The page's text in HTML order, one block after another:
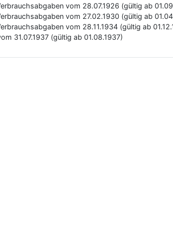
vom 28.07.1926 (gültig ab
vom 27.02.1930 (gültig ab
vom 28.11.1934 (gültig ab
31.07.1937 (gültig ab 01.08.1937)